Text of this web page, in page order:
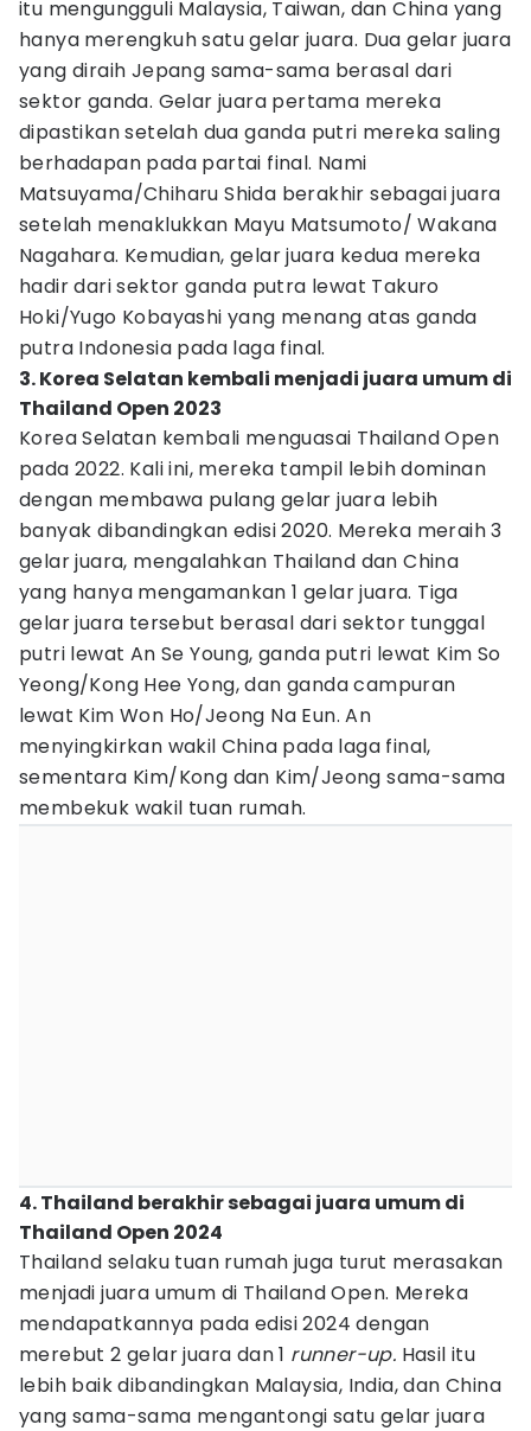
itu mengungguli Malaysia, Taiwan, dan China yang
hanya merengkuh satu gelar juara. Dua gelar juara
yang diraih Jepang sama-sama berasal dari
sektor ganda. Gelar juara pertama mereka
dipastikan setelah dua ganda putri mereka saling
berhadapan pada partai final. Nami
Matsuyama/Chiharu Shida berakhir sebagai juara
setelah menaklukkan Mayu Matsumoto/ Wakana
Nagahara. Kemudian, gelar juara kedua mereka
hadir dari sektor ganda putra lewat Takuro
Hoki/Yugo Kobayashi yang menang atas ganda
putra Indonesia pada laga final.
3. Korea Selatan kembali menjadi juara umum di
Thailand Open 2023
Korea Selatan kembali menguasai Thailand Open
pada 2022. Kali ini, mereka tampil lebih dominan
dengan membawa pulang gelar juara lebih
banyak dibandingkan edisi 2020. Mereka meraih 3
gelar juara, mengalahkan Thailand dan China
yang hanya mengamankan 1 gelar juara. Tiga
gelar juara tersebut berasal dari sektor tunggal
putri lewat An Se Young, ganda putri lewat Kim So
Yeong/Kong Hee Yong, dan ganda campuran
lewat Kim Won Ho/Jeong Na Eun. An
menyingkirkan wakil China pada laga final,
sementara Kim/Kong dan Kim/Jeong sama-sama
membekuk wakil tuan rumah.
4. Thailand berakhir sebagai juara umum di
Thailand Open 2024
Thailand selaku tuan rumah juga turut merasakan
menjadi juara umum di Thailand Open. Mereka
mendapatkannya pada edisi 2024 dengan
merebut 2 gelar juara dan 1 runner-up. Hasil itu
lebih baik dibandingkan Malaysia, India, dan China
yang sama-sama mengantongi satu gelar juara